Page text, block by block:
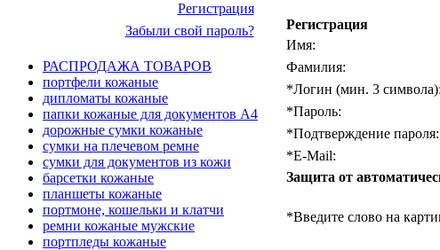
Регистрация
Забыли свой пароль?
РАСПРОДАЖА ТОВАРОВ
портфели кожаные
дипломаты кожаные
папки кожаные для документов А4
дорожные сумки кожаные
сумки на плечевом ремне
сумки для документов из кожи
барсетки кожаные
планшеты кожаные
портмоне, кошельки и клатчи
ремни кожаные мужские
портпледы кожаные
Регистрация
Имя:
Фамилия:
*Логин (мин. 3 символа):
*Пароль:
*Подтверждение пароля:
*E-Mail:
Защита от
*Введите слово на